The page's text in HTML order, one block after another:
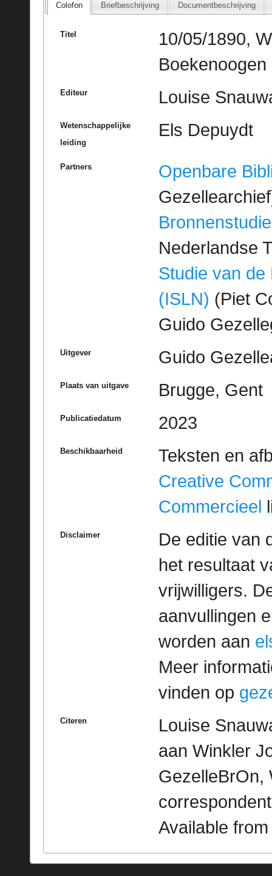
Colofon Briefbeschrijving Documentbeschrijving
Titel
10/05/1890,
Editeur Louise
Wetenschappelijke
leiding
Els Depuydt
Partners
Openbare
Bronnenstudie
Nederlandse
Studie van de
(ISLN) (Piet
Guido
Uitgever Guido
Plaats van uitgave Brugge, Gent
Publicatiedatum 2023
Beschikbaarheid
Teksten en
Creative
Commercieel
Disclaimer
De editie van
het resultaat
vrijwilligers.
aanvullingen
worden aan
Meer
vinden op
Citeren
Louise
aan Winkler
GezelleBrOn,
Available